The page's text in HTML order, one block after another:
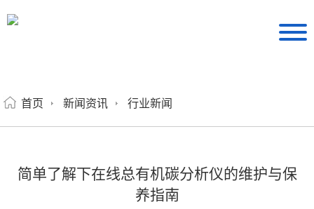
首页 新闻资讯 行业新闻
简单了解下在线总有机碳分析仪的维护与保
养指南